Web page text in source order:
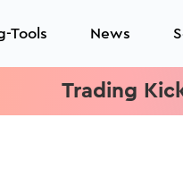
Tools News
Trading